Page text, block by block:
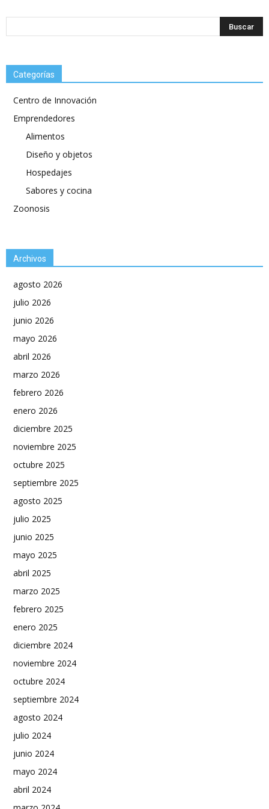
Categorías
Centro de Innovación
Emprendedores
Alimentos
Diseño y objetos
Hospedajes
Sabores y cocina
Zoonosis
Archivos
agosto 2026
julio 2026
junio 2026
mayo 2026
abril 2026
marzo 2026
febrero 2026
enero 2026
diciembre 2025
noviembre 2025
octubre 2025
septiembre 2025
agosto 2025
julio 2025
junio 2025
mayo 2025
abril 2025
marzo 2025
febrero 2025
enero 2025
diciembre 2024
noviembre 2024
octubre 2024
septiembre 2024
agosto 2024
julio 2024
junio 2024
mayo 2024
abril 2024